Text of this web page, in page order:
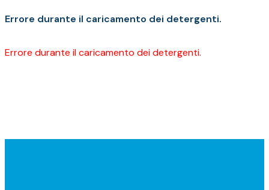
Errore durante il caricamento dei detergenti.
Errore durante il caricamento dei detergenti.